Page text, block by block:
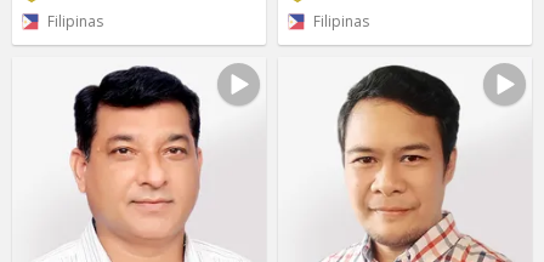
Filipinas
Filipinas